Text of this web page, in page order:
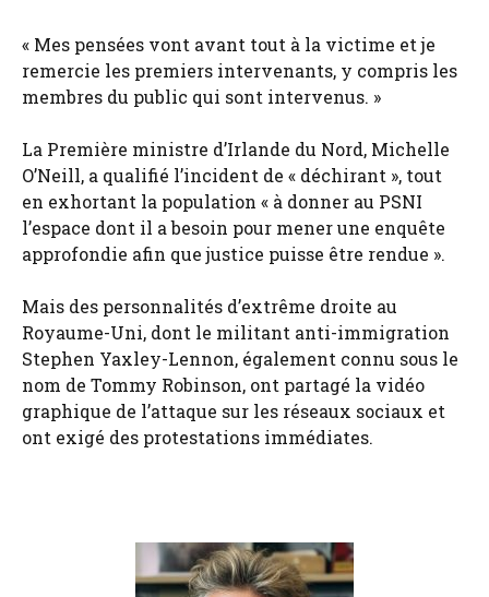
« Mes pensées vont avant tout à la victime et je
remercie les premiers intervenants, y compris les
membres du public qui sont intervenus. »
La Première ministre d’Irlande du Nord, Michelle
O’Neill, a qualifié l’incident de « déchirant », tout
en exhortant la population « à donner au PSNI
l’espace dont il a besoin pour mener une enquête
approfondie afin que justice puisse être rendue ».
Mais des personnalités d’extrême droite au
Royaume-Uni, dont le militant anti-immigration
Stephen Yaxley-Lennon, également connu sous le
nom de Tommy Robinson, ont partagé la vidéo
graphique de l’attaque sur les réseaux sociaux et
ont exigé des protestations immédiates.